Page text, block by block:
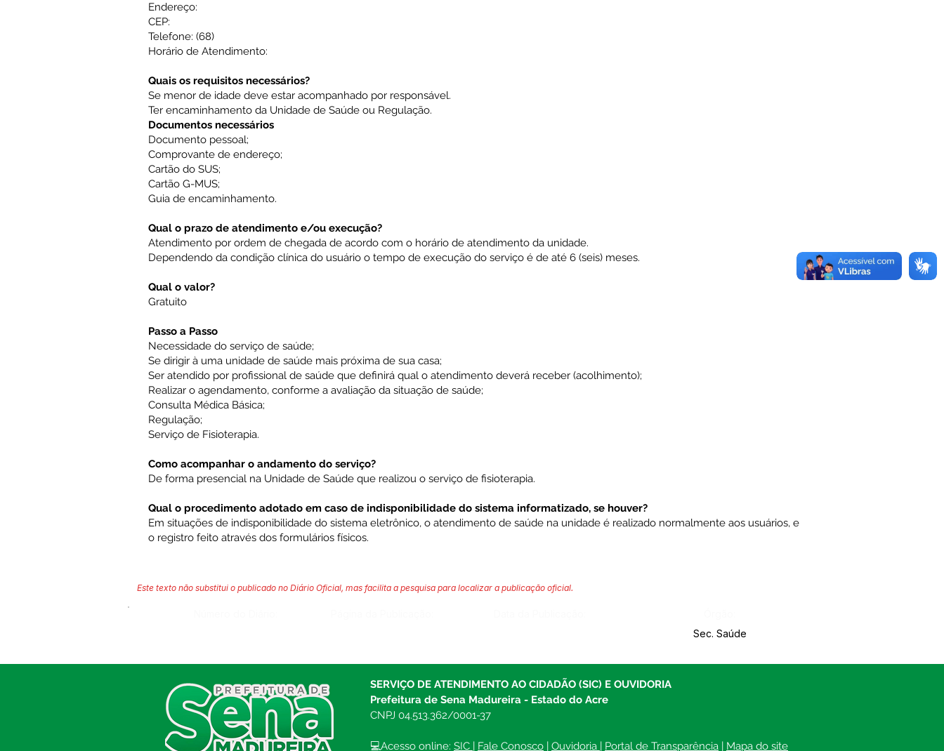
Endereço:
CEP:
Telefone: (68)
Horário de Atendimento:
Quais os requisitos necessários?
Se menor de idade deve estar acompanhado por responsável.
Ter encaminhamento da Unidade de Saúde ou Regulação.
Documentos necessários
Documento pessoal;
Comprovante de endereço;
Cartão do SUS;
Cartão G-MUS;
Guia de encaminhamento.
Qual o prazo de atendimento e/ou execução?
Atendimento por ordem de chegada de acordo com o horário de atendimento da unidade.
Dependendo da condição clínica do usuário o tempo de execução do serviço é de até 6 (seis) meses.
Qual o valor?
Gratuito
Passo a Passo
Necessidade do serviço de saúde;
Se dirigir à uma unidade de saúde mais próxima de sua casa;
Ser atendido por profissional de saúde que definirá qual o atendimento deverá receber (acolhimento);
Realizar o agendamento, conforme a avaliação da situação de saúde;
Consulta Médica Básica;
Regulação;
Serviço de Fisioterapia.
Como acompanhar o andamento do serviço?
De forma presencial na Unidade de Saúde que realizou o serviço de fisioterapia.
Qual o procedimento adotado em caso de indisponibilidade do sistema informatizado, se houver?
Em situações de indisponibilidade do sistema eletrônico, o atendimento de saúde na unidade é realizado normalmente aos usuários, e
o registro feito através dos formulários físicos.
Este texto não substitui o publicado no Diário Oficial, mas facilita a pesquisa para localizar a publicação oficial.
Sec. Saúde
CIDADÃO (SIC) E OUVIDORIA
Prefeitura de Sena Madureira
CNPJ 04.513.362/0001-37
Av. Avelino Chaves, n° 720, 69940-
SERVIÇO DE ATENDIMENTO AO CIDADÃO (SIC) E OUVIDORIA
Prefeitura de Sena Madureira - Estado do Acre
CNPJ 04.513.362/0001-37
💻Acesso online: SIC | Fale Conosco | Ouvidoria | Portal de Transparência | Mapa do site